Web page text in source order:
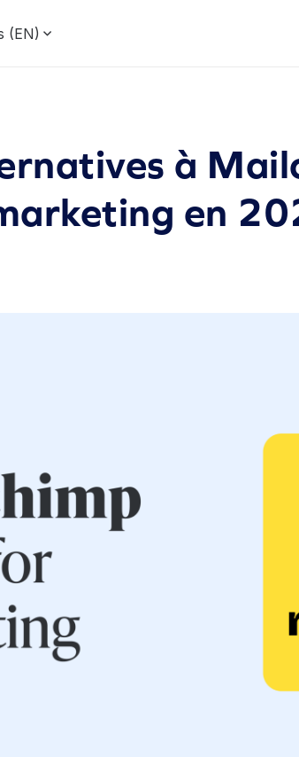
(EN)
à
en